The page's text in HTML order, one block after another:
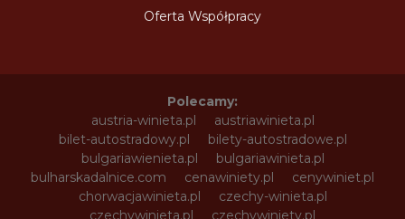
Oferta Współpracy
Polecamy:
austria-winieta.pl
austriawinieta.pl
bilet-autostradowy.pl
bilety-autostradowe.pl
bulgariawienieta.pl
bulgariawinieta.pl
bulharskadalnice.com
cenawiniety.pl
cenywiniet.pl
chorwacjawinieta.pl
czechy-winieta.pl
czechywinieta.pl
czechywiniety.pl